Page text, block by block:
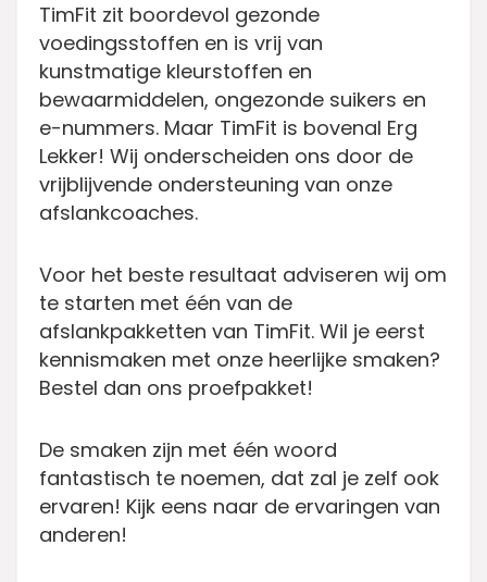
TimFit zit boordevol gezonde
voedingsstoffen en is vrij van
kunstmatige kleurstoffen en
bewaarmiddelen, ongezonde suikers en
e-nummers. Maar TimFit is bovenal Erg
Lekker! Wij onderscheiden ons door de
vrijblijvende ondersteuning van onze
afslankcoaches.
Voor het beste resultaat adviseren wij om
te starten met één van de
afslankpakketten van TimFit. Wil je eerst
kennismaken met onze heerlijke smaken?
Bestel dan ons proefpakket!
De smaken zijn met één woord
fantastisch te noemen, dat zal je zelf ook
ervaren! Kijk eens naar de ervaringen van
anderen!